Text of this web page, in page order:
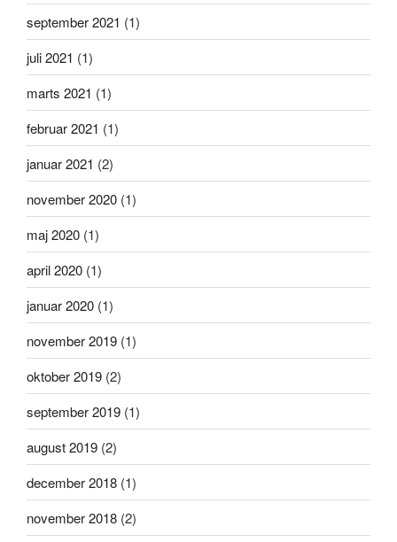
september 2021 (1)
juli 2021 (1)
marts 2021 (1)
februar 2021 (1)
januar 2021 (2)
november 2020 (1)
maj 2020 (1)
april 2020 (1)
januar 2020 (1)
november 2019 (1)
oktober 2019 (2)
september 2019 (1)
august 2019 (2)
december 2018 (1)
november 2018 (2)